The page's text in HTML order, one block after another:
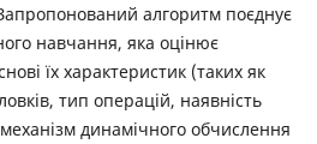
алгоритм поєднує
навчання, яка оцінює
їх характеристик (таких як
тип операцій, наявність
динамічного обчислення